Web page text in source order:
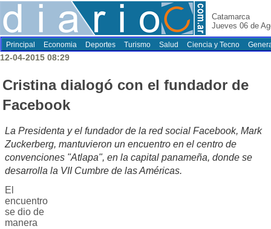
Catamarca
Jueves 06 de
Principal Economia Deportes Turismo Salud Ciencia y Tecno
12-04-2015 08:29
Cristina dialogó con el fundador de
Facebook
La Presidenta y el fundador de la red social Facebook, Mark
Zuckerberg, mantuvieron un encuentro en el centro de
convenciones "Atlapa", en la capital panameña, donde se
desarrolla la VII Cumbre de las Américas.
El
encuentro
se dio de
manera